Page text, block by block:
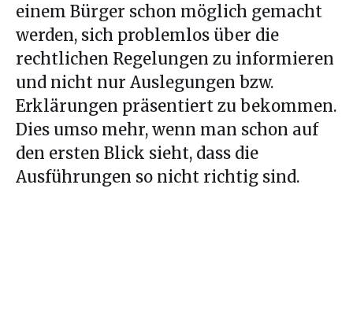
einem Bürger schon möglich gemacht
werden, sich problemlos über die
rechtlichen Regelungen zu informieren
und nicht nur Auslegungen bzw.
Erklärungen präsentiert zu bekommen.
Dies umso mehr, wenn man schon auf
den ersten Blick sieht, dass die
Ausführungen so nicht richtig sind.